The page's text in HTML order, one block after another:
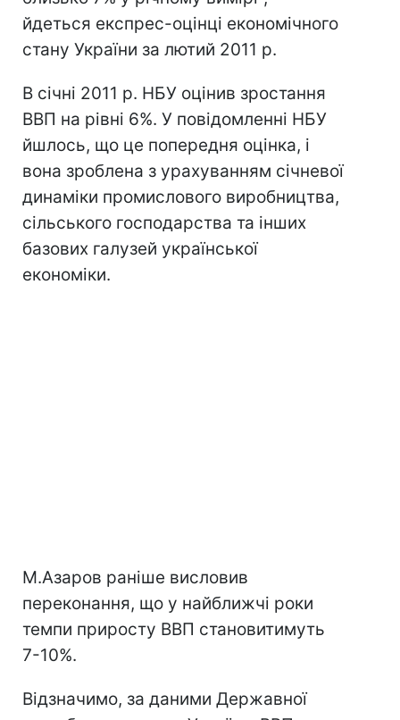
йдеться експрес-оцінці економічного
стану України за лютий 2011 р.
В січні 2011 р. НБУ оцінив зростання
ВВП на рівні 6%. У повідомленні НБУ
йшлось, що це попередня оцінка, і
вона зроблена з урахуванням січневої
динаміки промислового виробництва,
сільського господарства та інших
базових галузей української
економіки.
М.Азаров раніше висловив
переконання, що у найближчі роки
темпи приросту ВВП становитимуть
7-10%.
Відзначимо, за даними Державної